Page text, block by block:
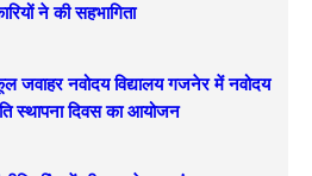
ने की सहभागिता
जवाहर नवोदय विद्यालय गजनेर में नवोदय
स्थापना दिवस का आयोजन